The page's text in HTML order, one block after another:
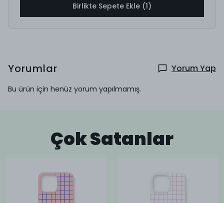
Birlikte Sepete Ekle (1)
Yorumlar Yorum Yap
Bu ürün için henüz yorum yapılmamış.
Çok Satanlar